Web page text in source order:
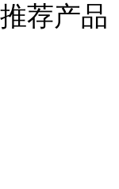
推荐产品